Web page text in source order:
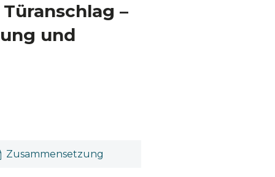
–
und
Zusammensetzung